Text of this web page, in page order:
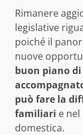
Rimanere
legislative
poiché il
nuove
buon piano
può fare la
familiari e
domestica.